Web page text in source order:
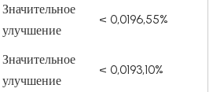
Значительное
улучшение
< 0,0196,55%
Значительное
улучшение
< 0,0193,10%